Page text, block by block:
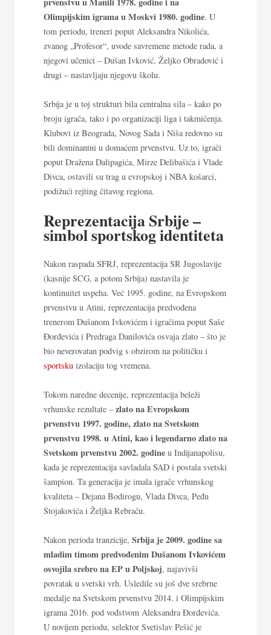
Olimpijskim igrama u Moskvi 1980. godine. U
tom periodu, treneri poput Aleksandra Nikolića,
zvanog „Profesor“, uvode savremene metode rada, a
njegovi učenici – Dušan Ivković, Željko Obradović i
drugi – nastavljaju njegovu školu.
Srbija je u toj strukturi bila centralna sila – kako po
broju igrača, tako i po organizaciji liga i takmičenja.
Klubovi iz Beograda, Novog Sada i Niša redovno su
bili dominantni u domaćem prvenstvu. Uz to, igrači
poput Dražena Dalipagića, Mirze Delibašića i Vlade
Divca, ostavili su trag u evropskoj i NBA košarci,
podižući rejting čitavog regiona.
Reprezentacija Srbije –
simbol sportskog identiteta
Nakon raspada SFRJ, reprezentacija SR Jugoslavije
(kasnije SCG, a potom Srbija) nastavila je
kontinuitet uspeha. Već 1995. godine, na Evropskom
prvenstvu u Atini, reprezentacija predvođena
trenerom Dušanom Ivkovićem i igračima poput Saše
Đorđevića i Predraga Danilovića osvaja zlato – što je
bio neverovatan podvig s obzirom na političku i
sportsku izolaciju tog vremena.
Tokom naredne decenije, reprezentacija beleži
vrhunske rezultate – zlato na Evropskom
prvenstvu 1997. godine, zlato na Svetskom
prvenstvu 1998. u Atini, kao i legendarno zlato na
Svetskom prvenstvu 2002. godine u Indijanapolisu,
kada je reprezentacija savladala SAD i postala svetski
šampion. Ta generacija je imala igrače vrhunskog
kvaliteta – Dejana Bodirogu, Vlada Divca, Peđu
Stojakovića i Željka Rebraču.
Nakon perioda tranzicije, Srbija je 2009. godine sa
mladim timom predvođenim Dušanom Ivkovićem
osvojila srebro na EP u Poljskoj, najavivši
povratak u svetski vrh. Usledile su još dve srebrne
medalje na Svetskom prvenstvu 2014. i Olimpijskim
igrama 2016. pod vođstvom Aleksandra Đorđevića.
U novijem periodu, selektor Svetislav Pešić je